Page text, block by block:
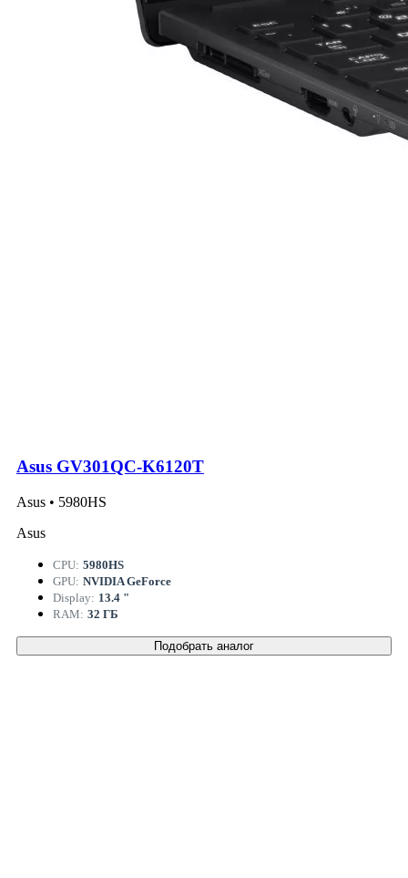
Asus GV301QC-K6120T
Asus • 5980HS
Asus
CPU: 5980HS
GPU: NVIDIA GeForce
Display: 13.4 "
RAM: 32 ГБ
Подобрать аналог